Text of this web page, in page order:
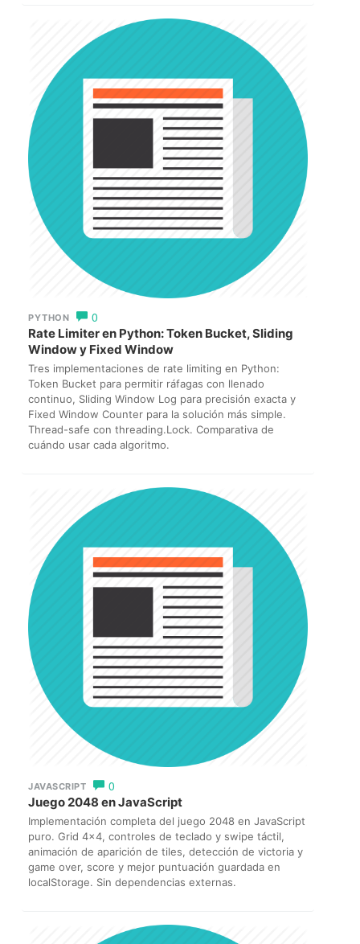
PYTHON 0
Rate Limiter en Python: Token Bucket, Sliding
Window y Fixed Window
Tres implementaciones de rate limiting en Python:
Token Bucket para permitir ráfagas con llenado
continuo, Sliding Window Log para precisión exacta y
Fixed Window Counter para la solución más simple.
Thread-safe con threading.Lock. Comparativa de
cuándo usar cada algoritmo.
JAVASCRIPT 0
Juego 2048 en JavaScript
Implementación completa del juego 2048 en JavaScript
puro. Grid 4×4, controles de teclado y swipe táctil,
animación de aparición de tiles, detección de victoria y
game over, score y mejor puntuación guardada en
localStorage. Sin dependencias externas.